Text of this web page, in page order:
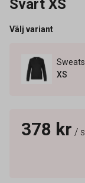
Svart XS
Välj variant
XS
378 kr /